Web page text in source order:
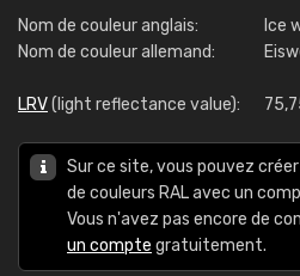
Nom de couleur anglais:
Ice
Nom de couleur allemand:
LRV(light reflectance value):
Sur ce site, vous pouvez
de couleurs RAL avec un
Vous n'avez pas encore de
un compte gratuitement.